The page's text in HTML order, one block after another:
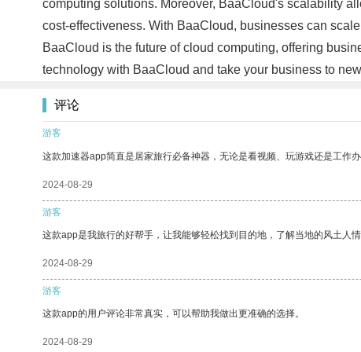
computing solutions. Moreover, BaaCloud's scalability
cost-effectiveness. With BaaCloud, businesses can
BaaCloud is the future of cloud computing, offering
technology with BaaCloud and take your business to
评论
游客
这款加速器app简直是居家旅行必备神器，无论是看视频、玩游戏还是工作
2024-08-29
游客
这款app是我旅行的好帮手，让我能够轻松找到目的地，了解当地的风土人情
2024-08-29
游客
这款app的用户评论非常真实，可以帮助我做出更准确的选择。
2024-08-29